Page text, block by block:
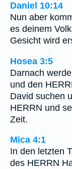
Daniel 10:14
Nun aber
es deinem
Gesicht wird
Hosea 3:5
Darnach
und den
David suchen
HERRN und
Zeit.
Mica 4:1
In den letzten
des HERRN